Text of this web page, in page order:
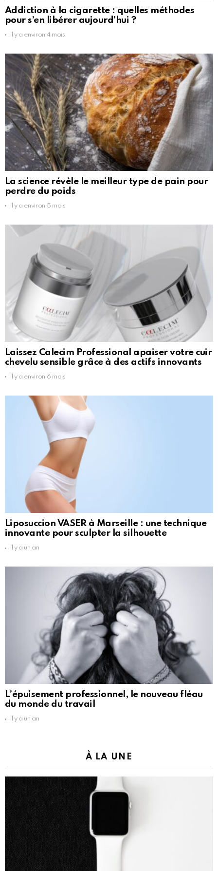
Addiction à la cigarette : quelles méthodes
pour s’en libérer aujourd’hui ?
il y a environ 4 mois
La science révèle le meilleur type de pain pour
perdre du poids
il y a environ 5 mois
Laissez Calecim Professional apaiser votre cuir
chevelu sensible grâce à des actifs innovants
il y a environ 6 mois
Liposuccion VASER à Marseille : une technique
innovante pour sculpter la silhouette
il y a un an
L’épuisement professionnel, le nouveau fléau
du monde du travail
il y a un an
À LA UNE